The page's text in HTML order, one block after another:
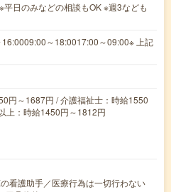
平日のみなどの相談もOK ※週3なども
16:0009:00～18:0017:00～09:00※ 上記
円～1687円 / 介護福祉士：時給1550
上：時給1450円～1812円
看護助手／医療行為は一切行わない